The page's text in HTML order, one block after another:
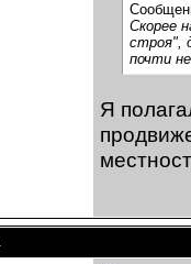
Скорее
строя",
почти
Я